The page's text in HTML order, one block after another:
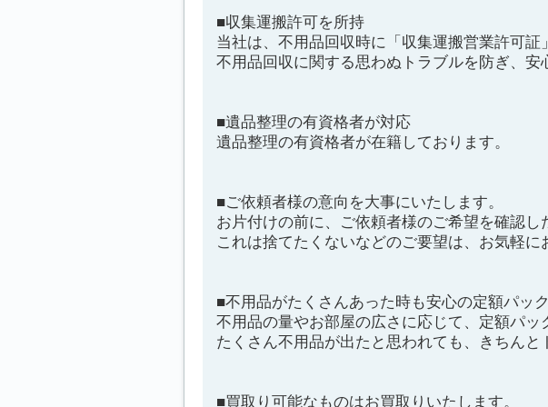
■収集運搬許可を所持
当社は、不用品回収時に「収集運搬営業許可証
不用品回収に関する思わぬトラブルを防ぎ、安
■遺品整理の有資格者が対応
遺品整理の有資格者が在籍しております。
■ご依頼者様の意向を大事にいたします。
お片付けの前に、ご依頼者様のご希望を確認し
これは捨てたくないなどのご要望は、お気軽に
■不用品がたくさんあった時も安心の定額パック
不用品の量やお部屋の広さに応じて、定額パッ
たくさん不用品が出たと思われても、きちん
■買取り可能なものはお買取りいたします。